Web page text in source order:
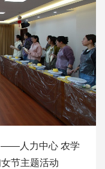
——人力中心 农学
节主题活动